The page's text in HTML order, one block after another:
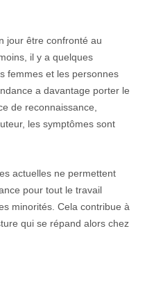
jour être confronté au
il y a quelques
femmes et les personnes
a davantage porter le
de reconnaissance,
les symptômes sont
actuelles ne permettent
pour tout le travail
minorités. Cela contribue à
qui se répand alors chez